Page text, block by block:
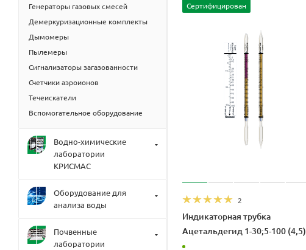
Сертифицирован
2
Индикаторная трубка
Ацетальдегид 1-30;5-100 (4,5)
Генераторы газовых смесей
Демеркуризационные комплекты
Дымомеры
Пылемеры
Сигнализаторы загазованности
Счетчики аэроионов
Течеискатели
Вспомогательное оборудование
Водно-химические
лаборатории
КРИСМАС
Оборудование для
анализа воды
Почвенные
лаборатории